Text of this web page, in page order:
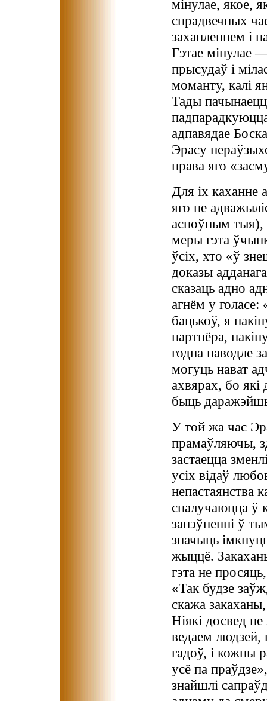
мінулае, якое,
спрадвечных
захапленнем і
Гэтае мінулае
прысудаў і
моманту, калі
Тады
адпавядае
Эрасу
права яго
Для іх каханне
яго не
асноўным тыя),
меры гэта
ўсіх, хто «ў
доказы
сказаць адно
агнём у голасе:
бацькоў, я
партнёра,
годна паводле
могуць нават
ахвярах, бо
быць
У той жа час
прамаўляючы,
застаецца
усіх відаў
непастаянства
спалучаюцца ў
запэўненні ў
значыць
жыццё.
гэта не
«Так будзе
скажа
Ніякі досвед
ведаем людзей,
гадоў, і кожны
усё па
знайшлі